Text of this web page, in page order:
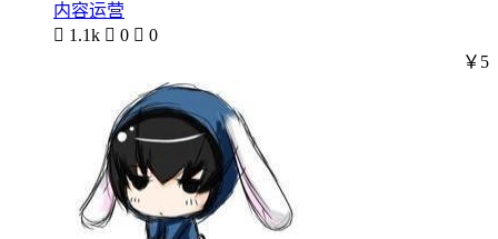
内容运营
 1.1k  0  0
￥5